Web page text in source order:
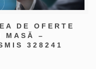
DE OFERTE
MASĂ –
328241